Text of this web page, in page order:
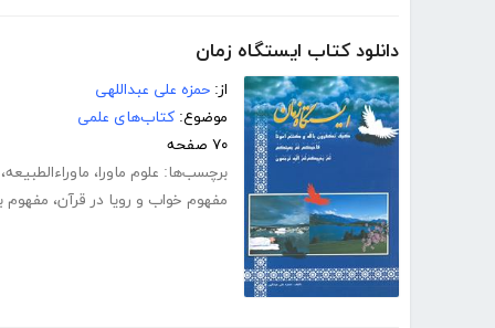
دانلود کتاب ایستگاه زمان
از: حمزه علی عبداللهی
موضوع: کتاب‌های علمی
۷۰ صفحه
برچسب‌ها: علوم ماورا، ماوراءالطبیعه،
مفهوم خواب و رویا در قرآن، مفهوم